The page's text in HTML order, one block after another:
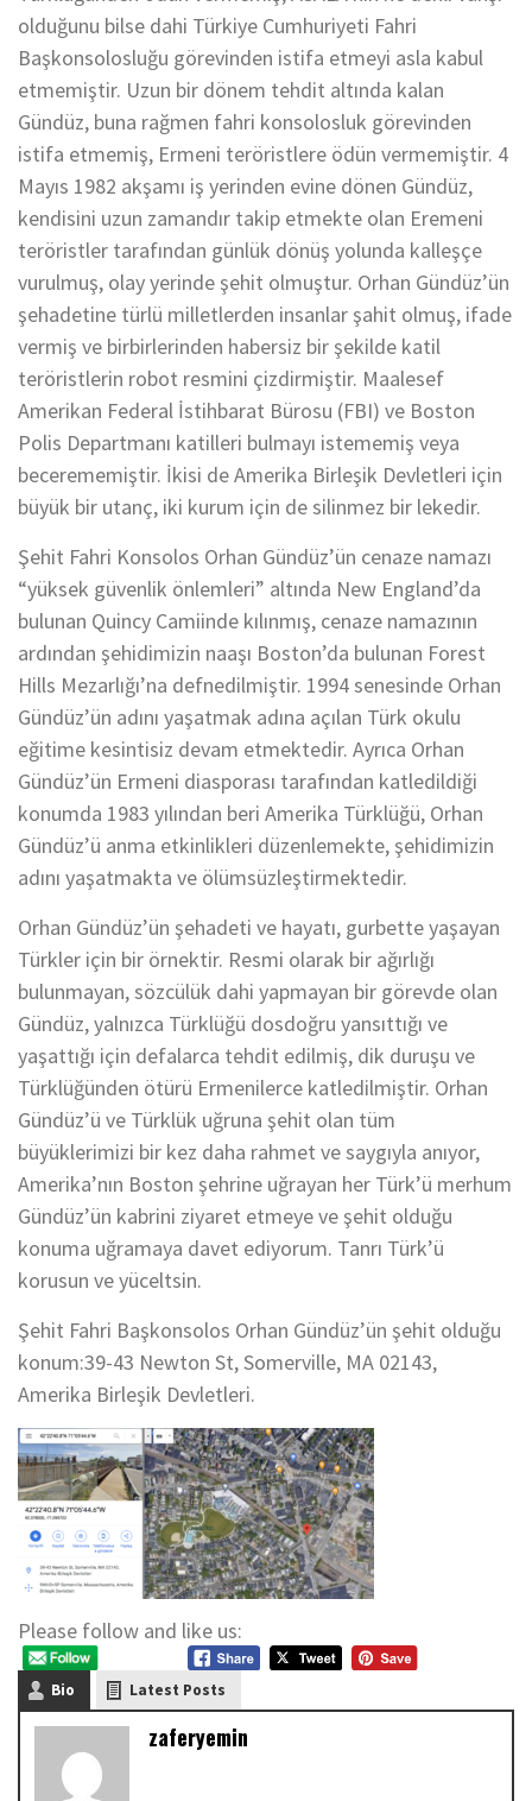
olduğunu bilse dahi Türkiye Cumhuriyeti Fahri
Başkonsolosluğu görevinden istifa etmeyi asla kabul
etmemiştir. Uzun bir dönem tehdit altında kalan
Gündüz, buna rağmen fahri konsolosluk görevinden
istifa etmemiş, Ermeni teröristlere ödün vermemiştir. 4
Mayıs 1982 akşamı iş yerinden evine dönen Gündüz,
kendisini uzun zamandır takip etmekte olan Eremeni
teröristler tarafından günlük dönüş yolunda kalleşçe
vurulmuş, olay yerinde şehit olmuştur. Orhan Gündüz’ün
şehadetine türlü milletlerden insanlar şahit olmuş, ifade
vermiş ve birbirlerinden habersiz bir şekilde katil
teröristlerin robot resmini çizdirmiştir. Maalesef
Amerikan Federal İstihbarat Bürosu (FBI) ve Boston
Polis Departmanı katilleri bulmayı istememiş veya
becerememiştir. İkisi de Amerika Birleşik Devletleri için
büyük bir utanç, iki kurum için de silinmez bir lekedir.
Şehit Fahri Konsolos Orhan Gündüz’ün cenaze namazı
“yüksek güvenlik önlemleri” altında New England’da
bulunan Quincy Camiinde kılınmış, cenaze namazının
ardından şehidimizin naaşı Boston’da bulunan Forest
Hills Mezarlığı’na defnedilmiştir. 1994 senesinde Orhan
Gündüz’ün adını yaşatmak adına açılan Türk okulu
eğitime kesintisiz devam etmektedir. Ayrıca Orhan
Gündüz’ün Ermeni diasporası tarafından katledildiği
konumda 1983 yılından beri Amerika Türklüğü, Orhan
Gündüz’ü anma etkinlikleri düzenlemekte, şehidimizin
adını yaşatmakta ve ölümsüzleştirmektedir.
Orhan Gündüz’ün şehadeti ve hayatı, gurbette yaşayan
Türkler için bir örnektir. Resmi olarak bir ağırlığı
bulunmayan, sözcülük dahi yapmayan bir görevde olan
Gündüz, yalnızca Türklüğü dosdoğru yansıttığı ve
yaşattığı için defalarca tehdit edilmiş, dik duruşu ve
Türklüğünden ötürü Ermenilerce katledilmiştir. Orhan
Gündüz’ü ve Türklük uğruna şehit olan tüm
büyüklerimizi bir kez daha rahmet ve saygıyla anıyor,
Amerika’nın Boston şehrine uğrayan her Türk’ü merhum
Gündüz’ün kabrini ziyaret etmeye ve şehit olduğu
konuma uğramaya davet ediyorum. Tanrı Türk’ü
korusun ve yüceltsin.
Şehit Fahri Başkonsolos Orhan Gündüz’ün şehit olduğu
konum:39-43 Newton St, Somerville, MA 02143,
Amerika Birleşik Devletleri.
Please follow and like us:
Bio Latest Posts
zaferyemin